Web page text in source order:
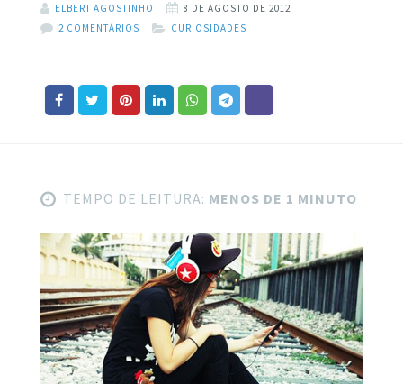
ELBERT AGOSTINHO
8 DE AGOSTO DE 2012
2 COMENTÁRIOS
CURIOSIDADES
TEMPO DE LEITURA: MENOS DE 1 MINUTO